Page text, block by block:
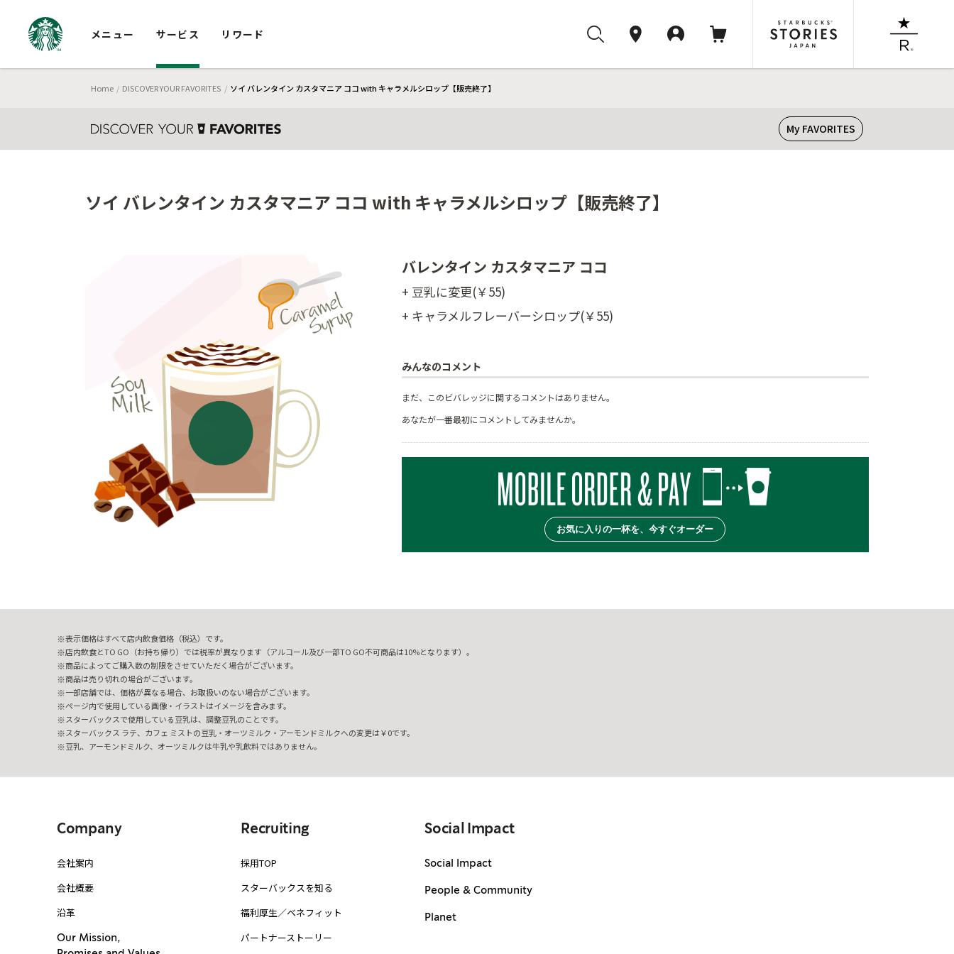
メニュー サービス リワード
Home DISCOVER YOUR FAVORITES ソイ バレンタイン カスタマニア ココ with キャラメルシロップ【販売終了】
My FAVORITES
ソイ バレンタイン カスタマニア ココ with キャラメルシロップ【販売終了】
バレンタイン カスタマニア ココ
+ 豆乳に変更(￥55)
+ キャラメルフレーバーシロップ(￥55)
みんなのコメント
まだ、このビバレッジに関するコメントはありません。
あなたが一番最初にコメントしてみませんか。
お気に入りの一杯を、今すぐオーダー
表示価格はすべて店内飲食価格（税込）です。
店内飲食とTO GO（お持ち帰り）では税率が異なります（アルコール及び一部TO GO不可商品は10%となります）。
商品によってご購入数の制限をさせていただく場合がございます。
商品は売り切れの場合がございます。
一部店舗では、価格が異なる場合、お取扱いのない場合がございます。
ページ内で使用している画像・イラストはイメージを含みます。
スターバックスで使用している豆乳は、調整豆乳のことです。
スターバックス ラテ、カフェ ミストの豆乳・オーツミルク・アーモンドミルクへの変更は￥0です。
豆乳、アーモンドミルク、オーツミルクは牛乳や乳飲料ではありません。
Company
会社案内
会社概要
沿革
Our Mission,
Recruiting
採用TOP
スターバックスを知る
福利厚生／ベネフィット
パートナーストーリー
Social Impact
Social Impact
People & Community
Planet